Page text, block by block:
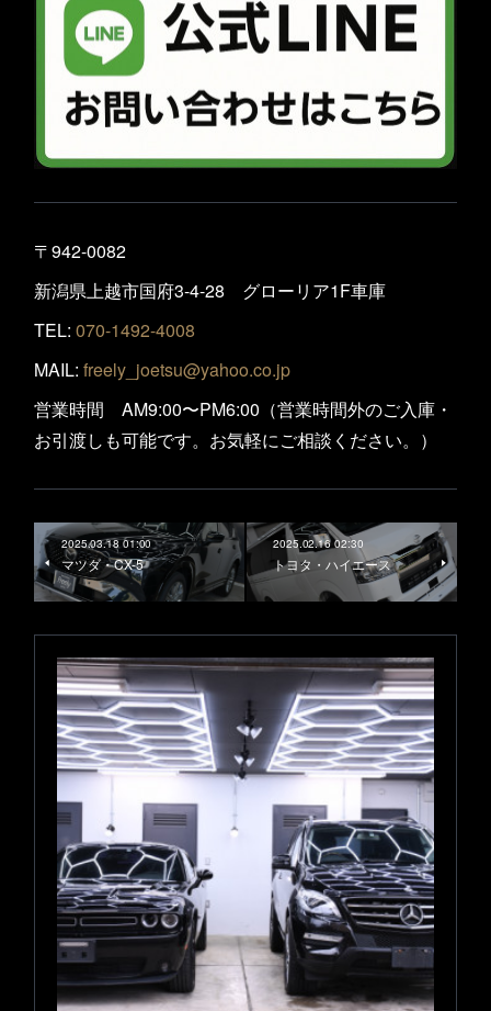
〒942-0082
新潟県上越市国府3-4-28 グローリア1F車庫
TEL: 070-1492-4008
MAIL: freely_joetsu@yahoo.co.jp
営業時間 AM9:00〜PM6:00（営業時間外のご入庫・
お引渡しも可能です。お気軽にご相談ください。）
2025.03.18 01:00
マツダ・CX-5
2025.02.16 02:30
トヨタ・ハイエース